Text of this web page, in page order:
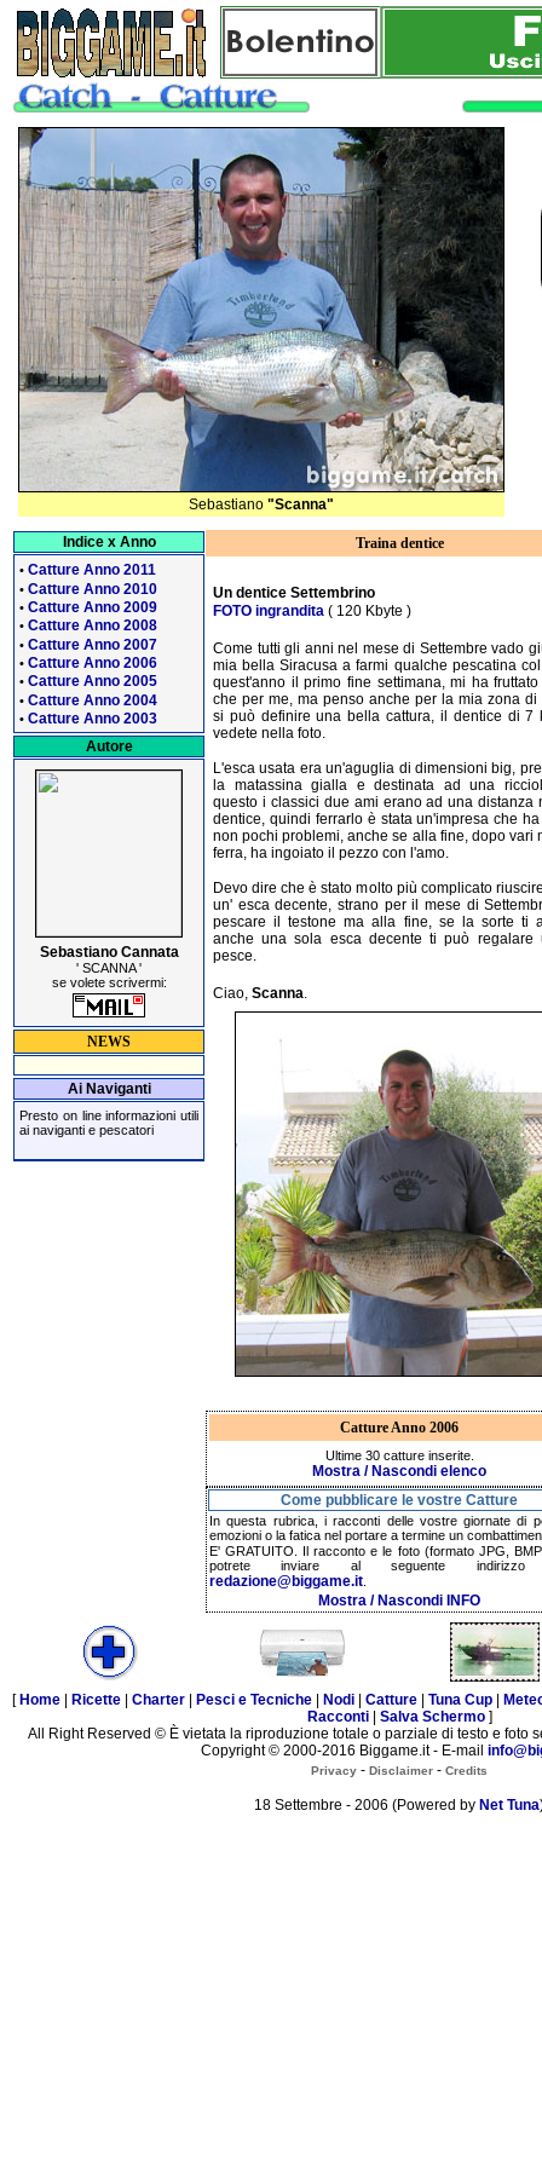
Indice x Anno
• Catture Anno 2011
• Catture Anno 2010
• Catture Anno 2009
• Catture Anno 2008
• Catture Anno 2007
• Catture Anno 2006
• Catture Anno 2005
• Catture Anno 2004
• Catture Anno 2003
Autore
Sebastiano Cannata
' SCANNA '
se volete scrivermi:
NEWS
Ai Naviganti
Presto on line informazioni utili
ai naviganti e pescatori
Traina dentice
Un dentice Settembrino
FOTO ingrandita ( 120 Kbyte )
Come tutti gli anni nel mese di Settembre vado
mia bella Siracusa a farmi qualche pescatina
quest'anno il primo fine settimana, mi ha
che per me, ma penso anche per la mia zona di
si può definire una bella cattura, il dentice di 7
vedete nella foto.
L'esca usata era un'aguglia di dimensioni big,
la matassina gialla e destinata ad una
questo i classici due ami erano ad una distanza
dentice, quindi ferrarlo è stata un'impresa che
non pochi problemi, anche se alla fine, dopo vari
ferra, ha ingoiato il pezzo con l'amo.
Devo dire che è stato molto più complicato
un' esca decente, strano per il mese di
pescare il testone ma alla fine, se la sorte ti
anche una sola esca decente ti può regalare
pesce.
Ciao, Scanna.
Catture Anno 2006
Ultime 30 catture inserite.
Mostra / Nascondi elenco
Come pubblicare le vostre Catture
In questa rubrica, i racconti delle vostre giornate di
emozioni o la fatica nel portare a termine un
E' GRATUITO. Il racconto e le foto (formato JPG,
potrete inviare al seguente indirizzo
redazione@biggame.it
Mostra / Nascondi INFO
[ Home Ricette Charter Pesci e Tecniche Nodi Catture Tuna Cup
Racconti| Salva Schermo]
All Right Reserved © È vietata la riproduzione totale o parziale di testo e foto
Copyright © 2000-2016 Biggame.it - E-mail
Privacy - Disclaimer - Credits
18 Settembre - 2006 (Powered by Net Tuna
Sebastiano "Scanna"